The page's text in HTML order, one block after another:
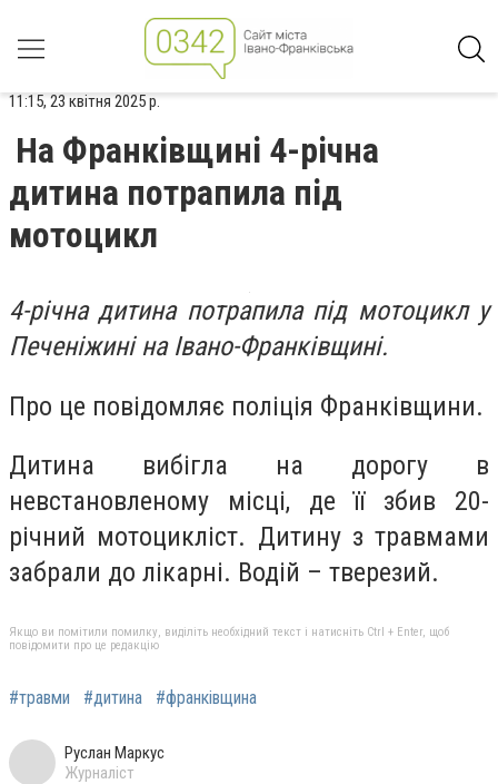
11:15, 23 квітня 2025 р.
На Франківщині 4-річна
дитина потрапила під
мотоцикл
4-річна дитина потрапила під мотоцикл у
Печеніжині на Івано-Франківщині.
Про це повідомляє поліція Франківщини.
Дитина вибігла на дорогу в
невстановленому місці, де її збив 20-
річний мотоцикліст. Дитину з травмами
забрали до лікарні. Водій – тверезий.
Якщо ви помітили помилку, виділіть необхідний текст і натисніть Ctrl + Enter, щоб
повідомити про це редакцію
#травми #дитина #франківщина
Руслан Маркус
Журналіст